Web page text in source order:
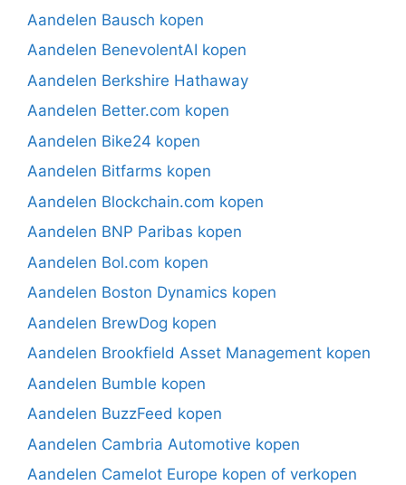
Aandelen Bausch kopen
Aandelen BenevolentAI kopen
Aandelen Berkshire Hathaway
Aandelen Better.com kopen
Aandelen Bike24 kopen
Aandelen Bitfarms kopen
Aandelen Blockchain.com kopen
Aandelen BNP Paribas kopen
Aandelen Bol.com kopen
Aandelen Boston Dynamics kopen
Aandelen BrewDog kopen
Aandelen Brookfield Asset Management kopen
Aandelen Bumble kopen
Aandelen BuzzFeed kopen
Aandelen Cambria Automotive kopen
Aandelen Camelot Europe kopen of verkopen